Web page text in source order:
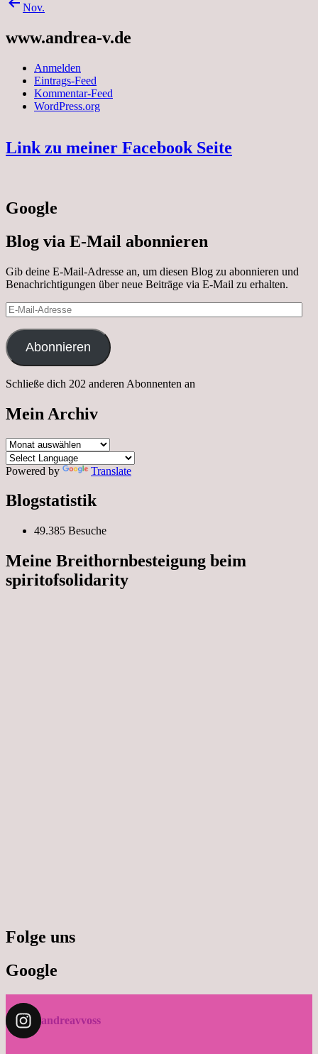
Nov.
www.andrea-v.de
Anmelden
Eintrags-Feed
Kommentar-Feed
WordPress.org
Link zu meiner Facebook Seite
Google
Blog via E-Mail abonnieren
Gib deine E-Mail-Adresse an, um diesen Blog zu abonnieren und
Benachrichtigungen über neue Beiträge via E-Mail zu erhalten.
E-
Mail-
Adresse
Abonnieren
Schließe dich 202 anderen Abonnenten an
Mein Archiv
Mein
Archiv
Powered by
Translate
Blogstatistik
49.385 Besuche
Meine Breithornbesteigung beim
spiritofsolidarity
Folge uns
Google
andreavvoss